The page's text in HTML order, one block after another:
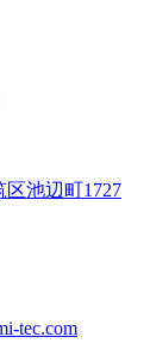
池辺町1727
tec.com